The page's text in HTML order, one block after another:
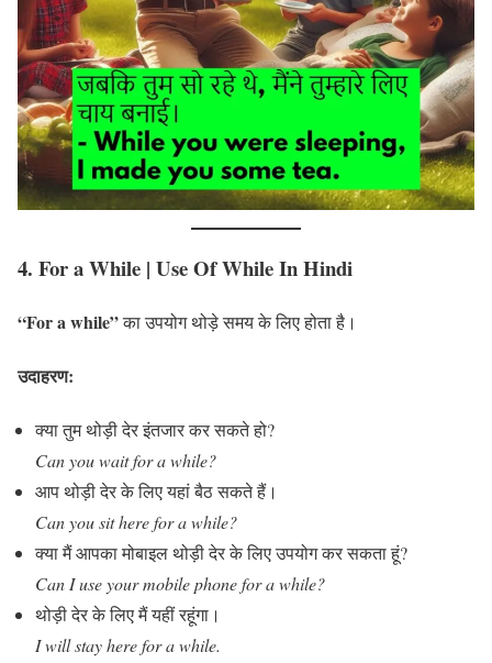
4. For a While | Use Of While In Hindi
“For a while”का उपयोग थोड़े समय के लिए होता है।
उदाहरण:
क्या तुम थोड़ी देर इंतजार कर सकते हो?
Can you wait for a while?
आप थोड़ी देर के लिए यहां बैठ सकते हैं।
Can you sit here for a while?
क्या मैं आपका मोबाइल थोड़ी देर के लिए उपयोग कर सकता हूं?
Can I use your mobile phone for a while?
थोड़ी देर के लिए मैं यहीं रहूंगा।
I will stay here for a while.